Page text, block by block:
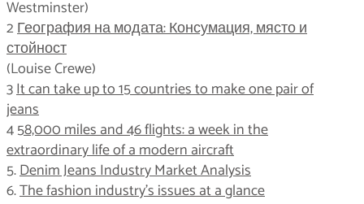
Westminster)
2География на модата: Консумация, място и
стойност
(Louise Crewe)
3It can take up to 15 countries to make one pair of
jeans
458,000 miles and 46 flights: a week in the
extraordinary life of a modern aircraft
5.Denim Jeans Industry Market Analysis
6.The fashion industry’s issues at a glance